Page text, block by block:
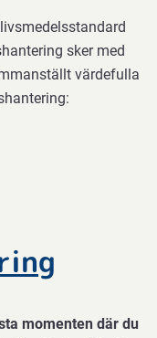
sker med
värdefulla
momenten där du